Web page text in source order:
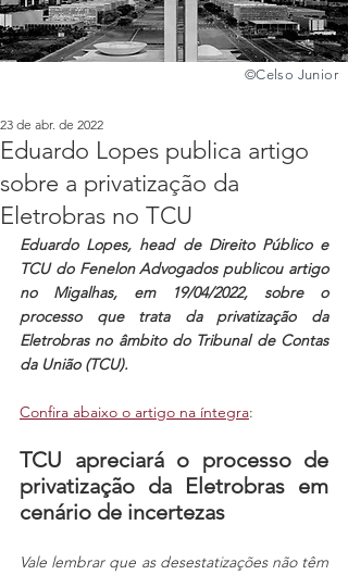
©️Celso Junior
Eduardo Lopes publica artigo
sobre a privatização da
Eletrobras no TCU
23 de abr. de 2022
Eduardo Lopes, head de Direito Público e
TCU do Fenelon Advogados publicou artigo
no Migalhas, em 19/04/2022, sobre o
processo que trata da privatização da
Eletrobras no âmbito do Tribunal de Contas
da União (TCU).
Confira abaixo o artigo na íntegra:
TCU apreciará o processo de
privatização da Eletrobras em
cenário de incertezas
Vale lembrar que as desestatizações não têm